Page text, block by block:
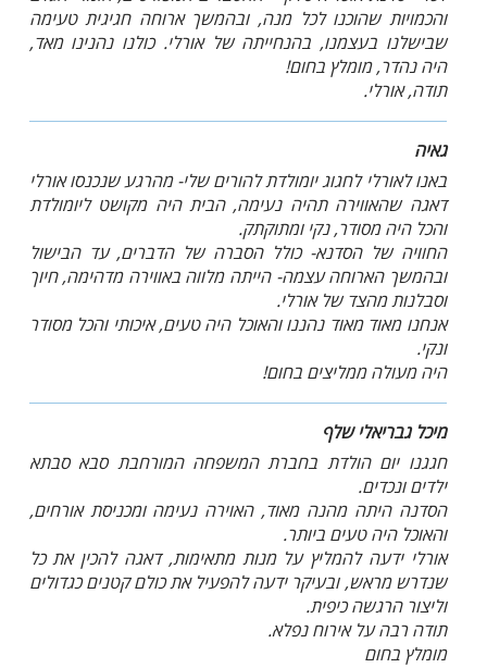
והכמויות שהוכנו לכל מנה, ובהמשך ארוחה חגיגית טעימה
שבישלנו בעצמנו, בהנחייתה של אורלי. כולנו נהנינו מאד,
היה נהדר, מומלץ בחום!
תודה, אורלי.
גאיה
באנו לאורלי לחגוג יומולדת להורים שלי- מהרגע שנכנסו אורלי
דאגה שהאווירה תהיה נעימה, הבית היה מקושט ליומולדת
והכל היה מסודר, נקי ומתוקתק.
החוויה של הסדנא- כולל הסברה של הדברים, עד הבישול
ובהמשך הארוחה עצמה- הייתה מלווה באווירה מדהימה, חיוך
וסבלנות מהצד של אורלי.
אנחנו מאוד מאוד נהננו והאוכל היה טעים, איכותי והכל מסודר
ונקי.
היה מעולה ממליצים בחום!
מיכל גבריאלי שלף
חגגנו יום הולדת בחברת המשפחה המורחבת סבא סבתא
ילדים ונכדים.
הסדנה היתה מהנה מאוד, האוירה נעימה ומכניסת אורחים,
והאוכל היה טעים ביותר.
אורלי ידעה להמליץ על מנות מתאימות, דאגה להכין את כל
שנדרש מראש, ובעיקר ידעה להפעיל את כולם קטנים כגדולים
וליצור הרגשה כיפית.
תודה רבה על אירוח נפלא.
מומלץ בחום